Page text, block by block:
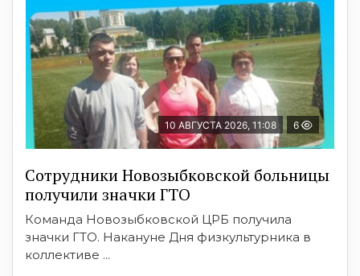
10 АВГУСТА 2026, 11:08 6
Сотрудники Новозыбковской больницы
получили значки ГТО
Команда Новозыбковской ЦРБ получила
значки ГТО. Накануне Дня физкультурника в
коллективе ...